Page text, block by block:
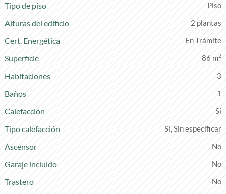
Tipo de piso Piso
Alturas del edificio 2 plantas
Cert. Energética En Trámite
Superficie 86 m2
Habitaciones 3
Baños 1
Calefacción
Tipo calefacción
Si, Sin especificar
Ascensor
Garaje incluido
Trastero